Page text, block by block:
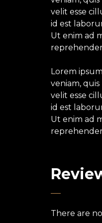
velit esse
id est
Ut enim ad
Lorem
veniam,
velit esse
id est
Ut enim ad
There are